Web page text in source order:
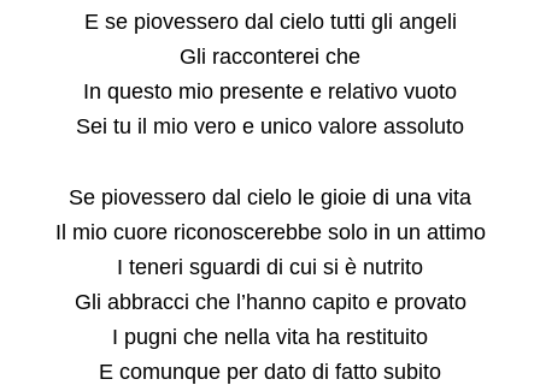
E se piovessero dal cielo tutti gli angeli
Gli racconterei che
In questo mio presente e relativo vuoto
Sei tu il mio vero e unico valore assoluto
Se piovessero dal cielo le gioie di una vita
Il mio cuore riconoscerebbe solo in un attimo
I teneri sguardi di cui si è nutrito
Gli abbracci che l’hanno capito e provato
I pugni che nella vita ha restituito
E comunque per dato di fatto subito